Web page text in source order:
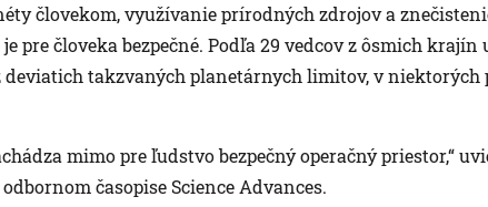
človekom, využívanie prírodných zdrojov a
pre človeka bezpečné. Podľa 29 vedcov z ôsmich krajín
deviatich takzvaných planetárnych limitov, v niektorých
mimo pre ľudstvo bezpečný operačný priestor,“
časopise Science Advances.